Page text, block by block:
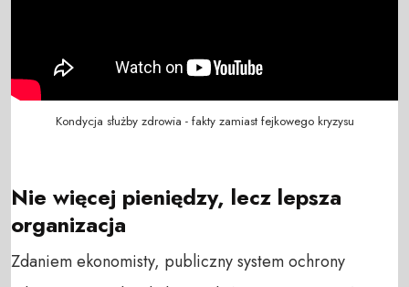
Kondycja służby zdrowia - fakty zamiast fejkowego kryzysu
Nie więcej pieniędzy, lecz lepsza
organizacja
Zdaniem ekonomisty, publiczny system ochrony